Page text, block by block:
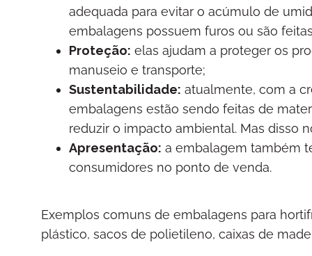
adequada para evitar o acúmulo de
embalagens possuem furos ou são
Proteção: elas ajudam a proteger os
manuseio e transporte;
Sustentabilidade: atualmente, com a
embalagens estão sendo feitas de
reduzir o impacto ambiental. Mas disso
Apresentação: a embalagem também
consumidores no ponto de venda.
Exemplos comuns de embalagens para
plástico, sacos de polietileno, caixas de